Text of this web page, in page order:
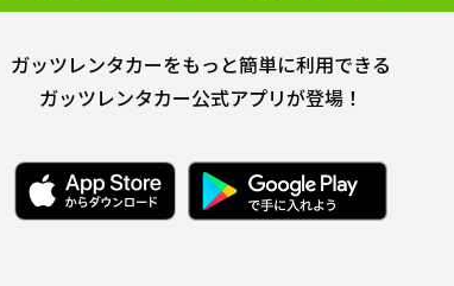
ガッツレンタカーをもっと簡単に利用できる
ガッツレンタカー公式アプリが登場！